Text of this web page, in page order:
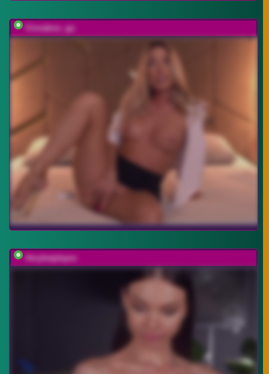
Cinnabon_ga
Amyleeplayss